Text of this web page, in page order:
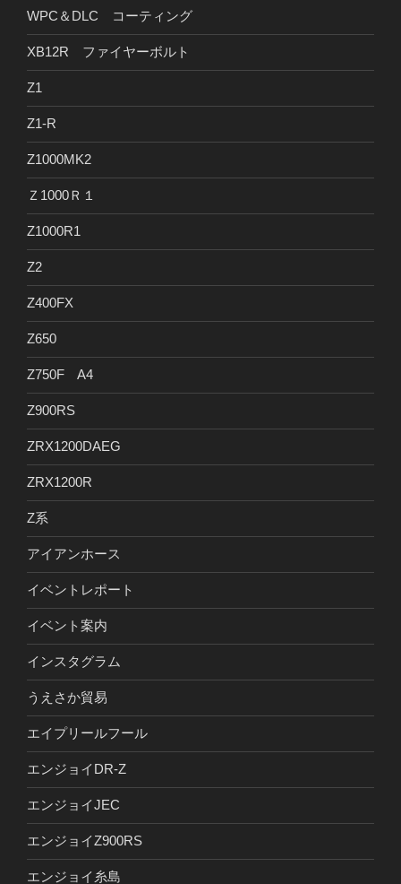
WPC＆DLC コーティング
XB12R ファイヤーボルト
Z1
Z1-R
Z1000MK2
Ｚ1000Ｒ１
Z1000R1
Z2
Z400FX
Z650
Z750F A4
Z900RS
ZRX1200DAEG
ZRX1200R
Z系
アイアンホース
イベントレポート
イベント案内
インスタグラム
うえさか貿易
エイプリールフール
エンジョイDR-Z
エンジョイJEC
エンジョイZ900RS
エンジョイ糸島